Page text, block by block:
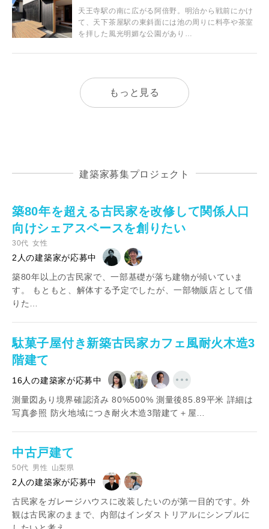
天王寺駅の南に広がる阿倍野。明治から戦前にかけ
て、天下茶屋駅の東斜面には池の周りに料亭や茶室
を拝した風光明媚な公園があり…
もっと見る
建築家募集プロジェクト
築80年を超える古民家を改修して関係人口
向けシェアスペースを創りたい
30代 女性
2人の建築家が応募中
築80年以上の古民家で、一部基礎が落ち建物が傾いていま
す。 もともと、解体する予定でしたが、一部物販店として借
りた…
駄菓子屋付き新築古民家カフェ風耐火木造3
階建て
16人の建築家が応募中
測量図あり境界確認済み 80%500% 測量後85.89平米 詳細は
写真参照 防火地域につき耐火木造3階建て＋屋…
中古戸建て
50代 男性 山梨県
2人の建築家が応募中
古民家をガレージハウスに改装したいのが第一目的です。外
観は古民家のままで、内部はインダストリアルにシンプルに